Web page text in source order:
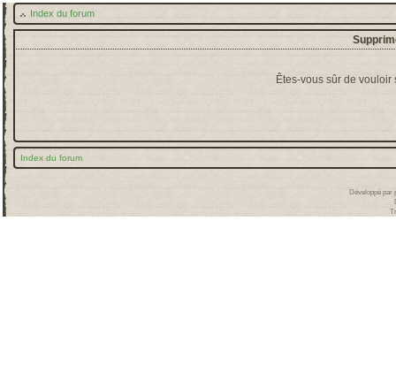
Index du forum
Êtes-vous sûr de
Index du forum
Développé par